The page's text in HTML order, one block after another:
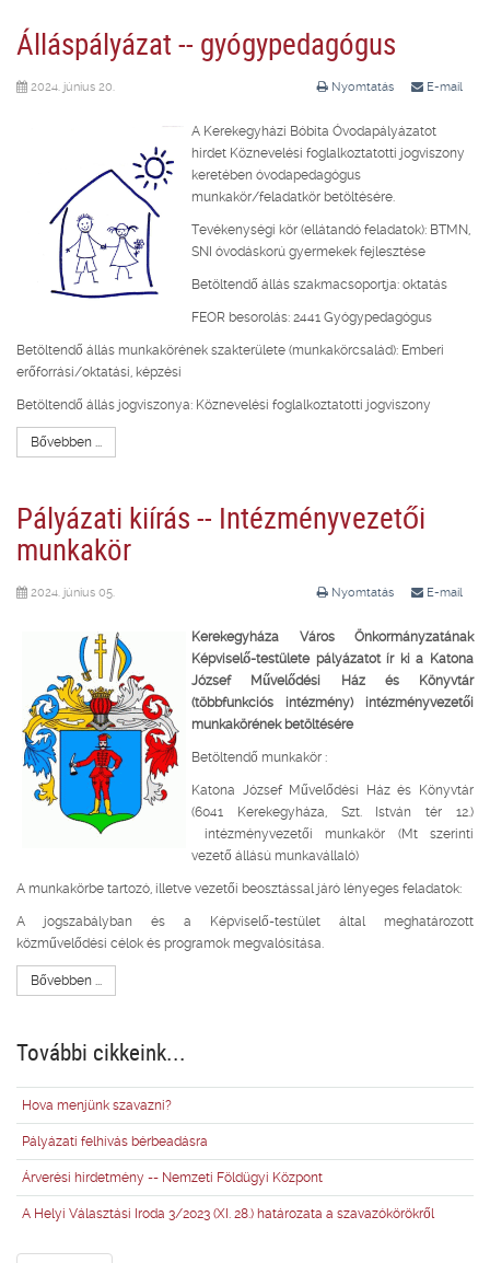
Álláspályázat -- gyógypedagógus
Nyomtatás E-mail
2024. június 20.
A Kerekegyházi Bóbita Óvodapályázatot
hirdet Köznevelési foglalkoztatotti jogviszony
keretében óvodapedagógus
munkakör/feladatkör betöltésére.
Tevékenységi kör (ellátandó feladatok): BTMN,
SNI óvodáskorú gyermekek fejlesztése
Betöltendő állás szakmacsoportja: oktatás
FEOR besorolás: 2441 Gyógypedagógus
Betöltendő állás munkakörének szakterülete (munkakörcsalád): Emberi
erőforrási/oktatási, képzési
Betöltendő állás jogviszonya: Köznevelési foglalkoztatotti jogviszony
Bővebben ...
Pályázati kiírás -- Intézményvezetői
munkakör
Nyomtatás E-mail
2024. június 05.
Kerekegyháza Város Önkormányzatának
Képviselő-testülete pályázatot ír ki a Katona
József Művelődési Ház és Könyvtár
(többfunkciós intézmény) intézményvezetői
munkakörének betöltésére
Betöltendő munkakör :
Katona József Művelődési Ház és Könyvtár
(6041 Kerekegyháza, Szt. István tér 12.)
intézményvezetői munkakör (Mt szerinti
vezető állású munkavállaló)
A munkakörbe tartozó, illetve vezetői beosztással járó lényeges feladatok:
A jogszabályban és a Képviselő-testület által meghatározott
közművelődési célok és programok megvalósítása.
Bővebben ...
További cikkeink...
Hova menjünk szavazni?
Pályázati felhívás bérbeadásra
Árverési hirdetmény -- Nemzeti Földügyi Központ
A Helyi Választási Iroda 3/2023 (XI. 28.) határozata a szavazókörökről